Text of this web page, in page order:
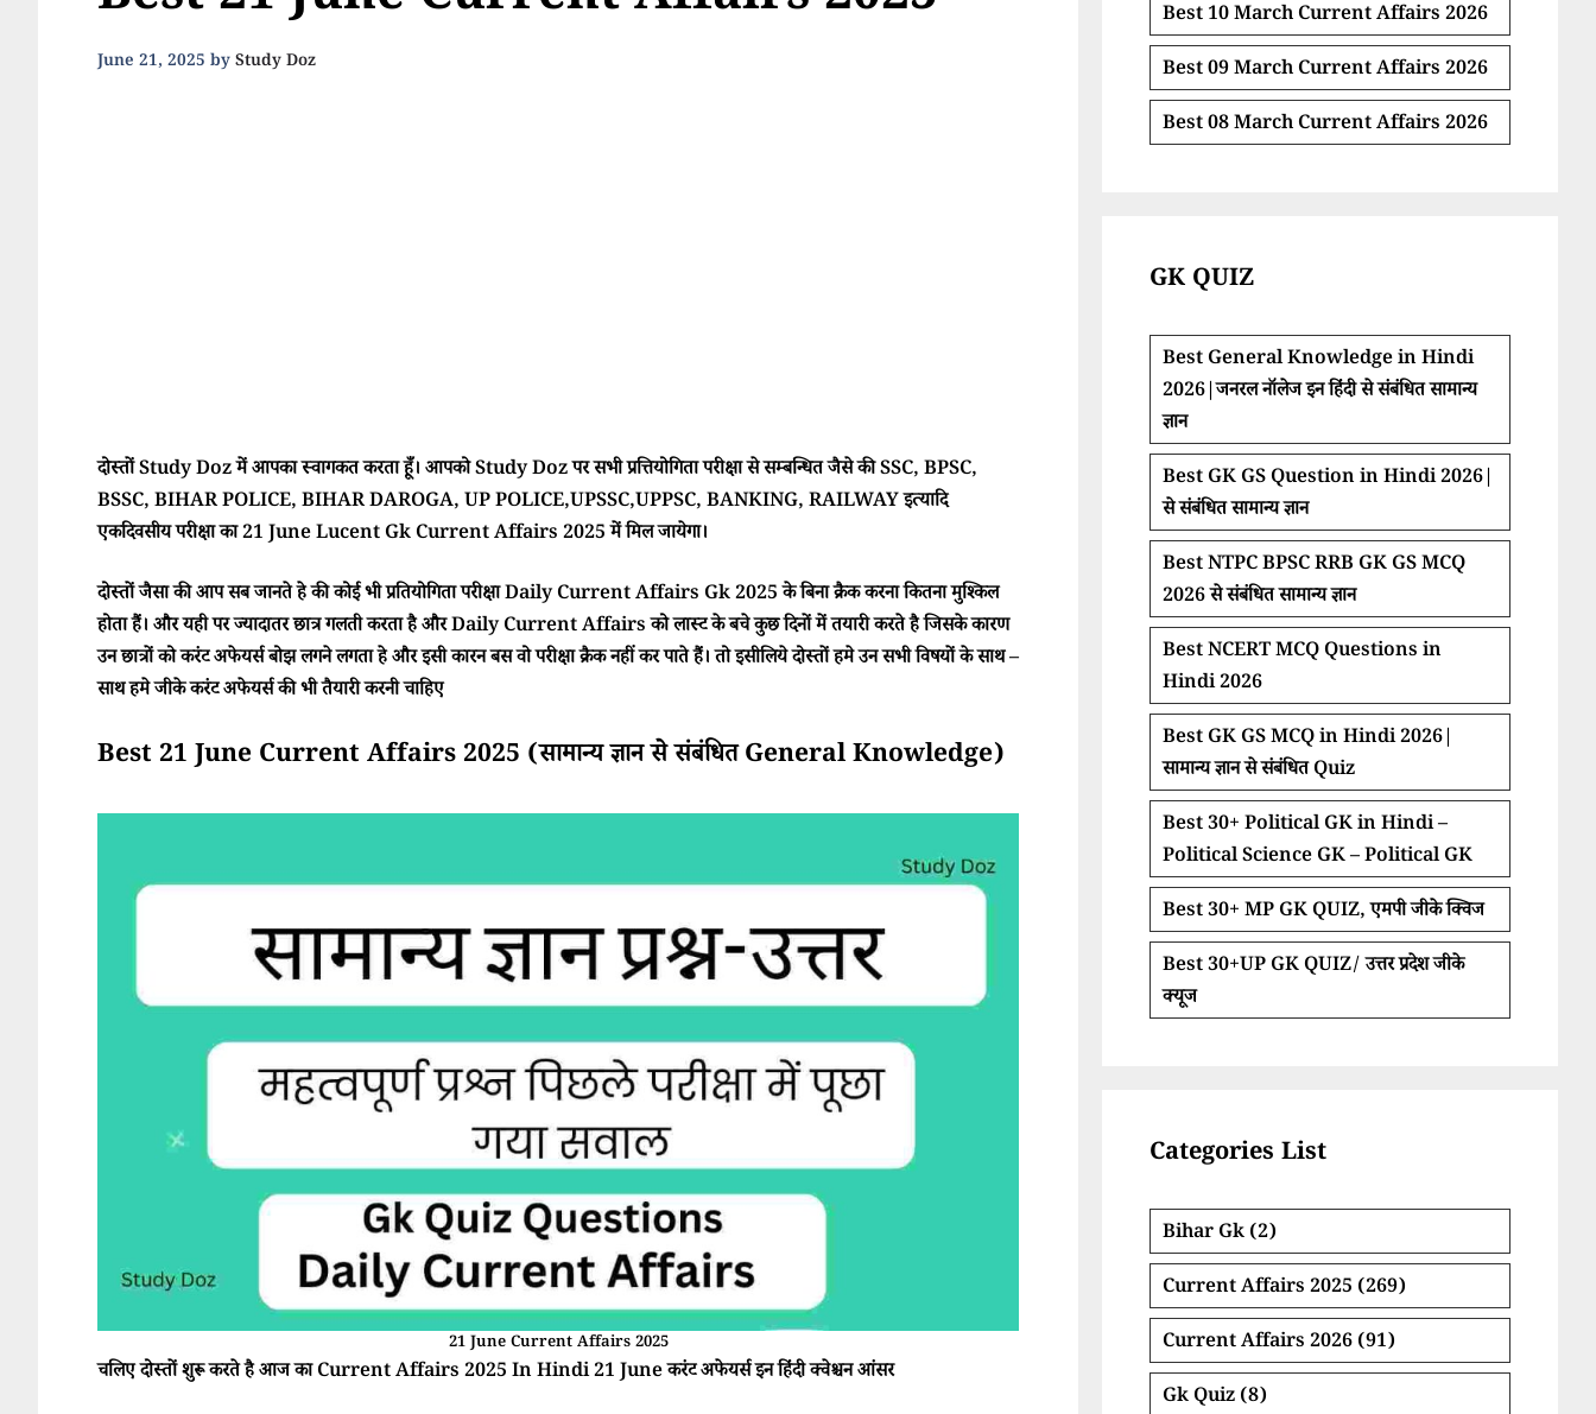
June 21, 2025 byStudy Doz
दोस्तों Study Doz में आपका स्वागकत करता हूँ। आपको Study Doz पर सभी प्रत्तियोगिता परीक्षा से सम्बन्धित जैसे की SSC, BPSC,
BSSC, BIHAR POLICE, BIHAR DAROGA, UP POLICE,UPSSC,UPPSC, BANKING, RAILWAY इत्यादि
एकदिवसीय परीक्षा का 21 June Lucent Gk Current Affairs 2025 में मिल जायेगा।
दोस्तों जैसा की आप सब जानते हे की कोई भी प्रतियोगिता परीक्षा Daily Current Affairs Gk 2025 के बिना क्रैक करना कितना मुश्किल
होता हैं। और यही पर ज्यादातर छात्र गलती करता है और Daily Current Affairs को लास्ट के बचे कुछ दिनों में तयारी करते है जिसके कारण
उन छात्रों को करंट अफेयर्स बोझ लगने लगता हे और इसी कारन बस वो परीक्षा क्रैक नहीं कर पाते हैं। तो इसीलिये दोस्तों हमे उन सभी विषयों के साथ –
साथ हमे जीके करंट अफेयर्स की भी तैयारी करनी चाहिए
Best 21 June Current Affairs 2025 (सामान्य ज्ञान से संबंधित General Knowledge)
21 June Current Affairs 2025
चलिए दोस्तों शुरू करते है आज का Current Affairs 2025 In Hindi 21 June करंट अफेयर्स इन हिंदी क्वेश्चन आंसर
Best 10 March Current Affairs 2026
Best 09 March Current Affairs 2026
Best 08 March Current Affairs 2026
GK QUIZ
Best General Knowledge in Hindi
2026|जनरल नॉलेज इन हिंदी से संबंधित सामान्य
ज्ञान
Best GK GS Question in Hindi 2026|
से संबंधित सामान्य ज्ञान
Best NTPC BPSC RRB GK GS MCQ
2026 से संबंधित सामान्य ज्ञान
Best NCERT MCQ Questions in
Hindi 2026
Best GK GS MCQ in Hindi 2026|
सामान्य ज्ञान से संबंधित Quiz
Best 30+ Political GK in Hindi –
Political Science GK – Political GK
Best 30+ MP GK QUIZ, एमपी जीके क्विज
Best 30+UP GK QUIZ/ उत्तर प्रदेश जीके
क्यूज
Categories List
Bihar Gk (2)
Current Affairs 2025 (269)
Current Affairs 2026 (91)
Gk Quiz (8)